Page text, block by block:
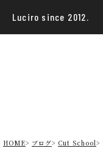
Luciro since 2012.
HOME ブログ Cut School